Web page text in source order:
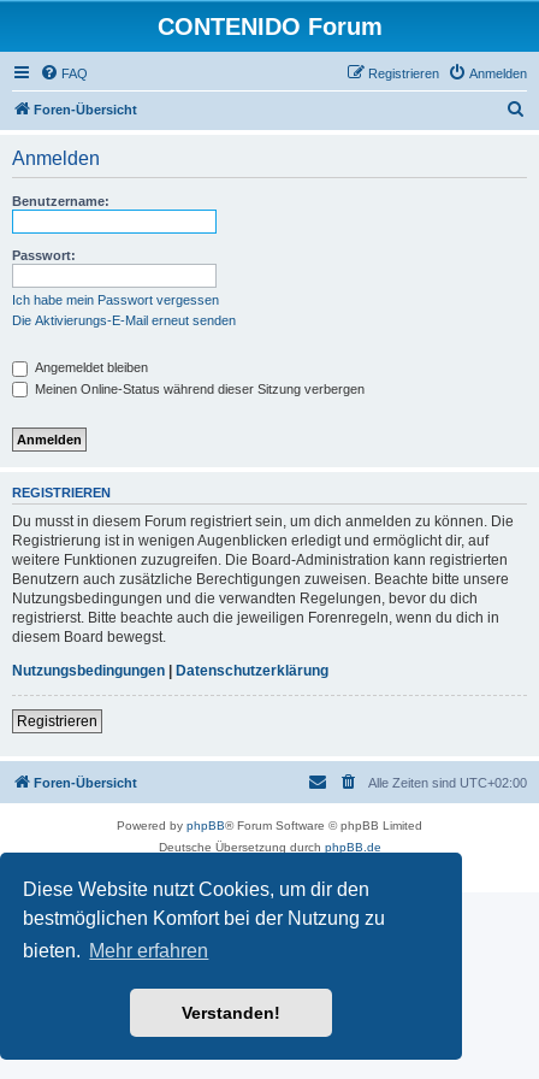
Diese Website nutzt Cookies, um dir den
bestmöglichen Komfort bei der Nutzung zu
bieten. Mehr erfahren
Verstanden!
CONTENIDO Forum
FAQ Anmelden
Registrieren
Foren-Übersicht
Anmelden
Benutzername:
Passwort:
Ich habe mein Passwort vergessen
Die Aktivierungs-E-Mail erneut senden
Angemeldet bleiben
Meinen Online-Status während dieser Sitzung verbergen
REGISTRIEREN
Du musst in diesem Forum registriert sein, um dich anmelden zu können. Die
Registrierung ist in wenigen Augenblicken erledigt und ermöglicht dir, auf
weitere Funktionen zuzugreifen. Die Board-Administration kann registrierten
Benutzern auch zusätzliche Berechtigungen zuweisen. Beachte bitte unsere
Nutzungsbedingungen und die verwandten Regelungen, bevor du dich
registrierst. Bitte beachte auch die jeweiligen Forenregeln, wenn du dich in
diesem Board bewegst.
Nutzungsbedingungen | Datenschutzerklärung
Registrieren
Foren-Übersicht Alle Zeiten sind UTC+02:00
Powered by phpBB® Forum Software © phpBB Limited
Deutsche Übersetzung durch phpBB.de